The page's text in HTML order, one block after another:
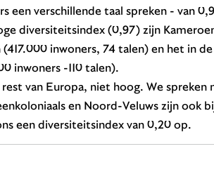
een verschillende taal spreken - van
diversiteitsindex (0,97) zijn
inwoners, 74 talen) en het in
inwoners -110 talen).
van Europa, niet hoog. We spreken
en Noord-Veluws zijn ook
een diversiteitsindex van 0,20 op.